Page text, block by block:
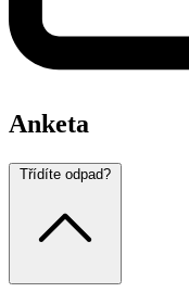
Anketa
Třídíte odpad?